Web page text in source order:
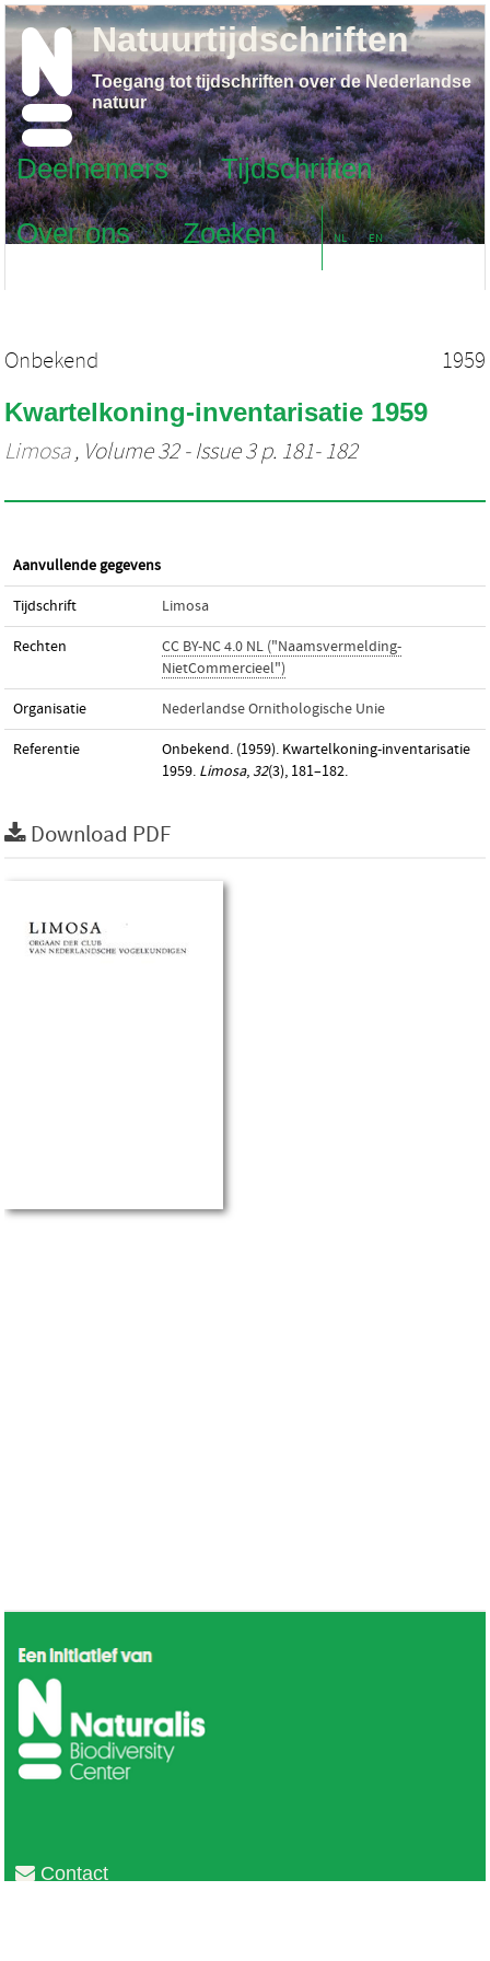
Deelnemers
Tijdschriften
Over ons
Zoeken NL EN
Natuurtijdschriften
Toegang tot tijdschriften over de Nederlandse
natuur
Onbekend 1959
Kwartelkoning-inventarisatie 1959
Limosa, Volume 32 - Issue 3 p. 181- 182
Aanvullende gegevens
Tijdschrift Limosa
Rechten
CC BY-NC 4.0 NL ("Naamsvermelding-
NietCommercieel")
Organisatie Nederlandse Ornithologische Unie
Referentie
Onbekend. (1959). Kwartelkoning-inventarisatie
1959. Limosa, 32(3), 181–182.
Download PDF
Contact